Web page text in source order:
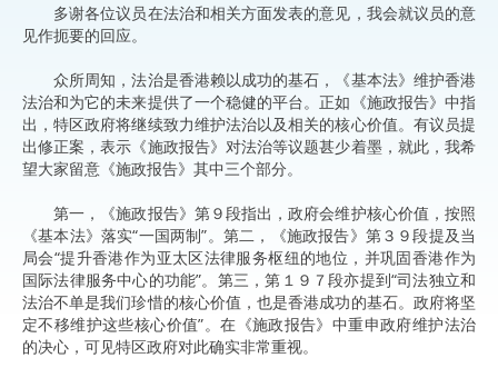
多谢各位议员在法治和相关方面发表的意见，我会就议员的意
见作扼要的回应。
众所周知，法治是香港赖以成功的基石，《基本法》维护香港
法治和为它的未来提供了一个稳健的平台。正如《施政报告》中指
出，特区政府将继续致力维护法治以及相关的核心价值。有议员提
出修正案，表示《施政报告》对法治等议题甚少着墨，就此，我希
望大家留意《施政报告》其中三个部分。
第一，《施政报告》第９段指出，政府会维护核心价值，按照
《基本法》落实“一国两制”。第二，《施政报告》第３９段提及当
局会“提升香港作为亚太区法律服务枢纽的地位，并巩固香港作为
国际法律服务中心的功能”。第三，第１９７段亦提到“司法独立和
法治不单是我们珍惜的核心价值，也是香港成功的基石。政府将坚
定不移维护这些核心价值”。在《施政报告》中重申政府维护法治
的决心，可见特区政府对此确实非常重视。